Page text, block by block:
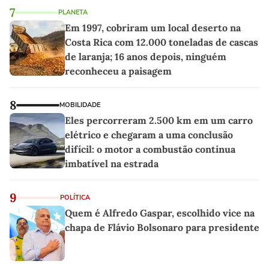
7 PLANETA
Em 1997, cobriram um local deserto na
Costa Rica com 12.000 toneladas de cascas
de laranja; 16 anos depois, ninguém
reconheceu a paisagem
8 MOBILIDADE
Eles percorreram 2.500 km em um carro
elétrico e chegaram a uma conclusão
difícil: o motor a combustão continua
imbatível na estrada
9 POLÍTICA
Quem é Alfredo Gaspar, escolhido vice na
chapa de Flávio Bolsonaro para presidente